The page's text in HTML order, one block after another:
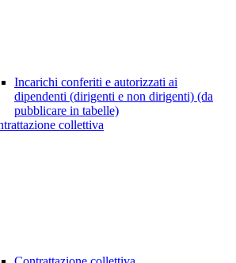
Incarichi conferiti e autorizzati ai
dipendenti (dirigenti e non dirigenti) (da
pubblicare in tabelle)
collettiva